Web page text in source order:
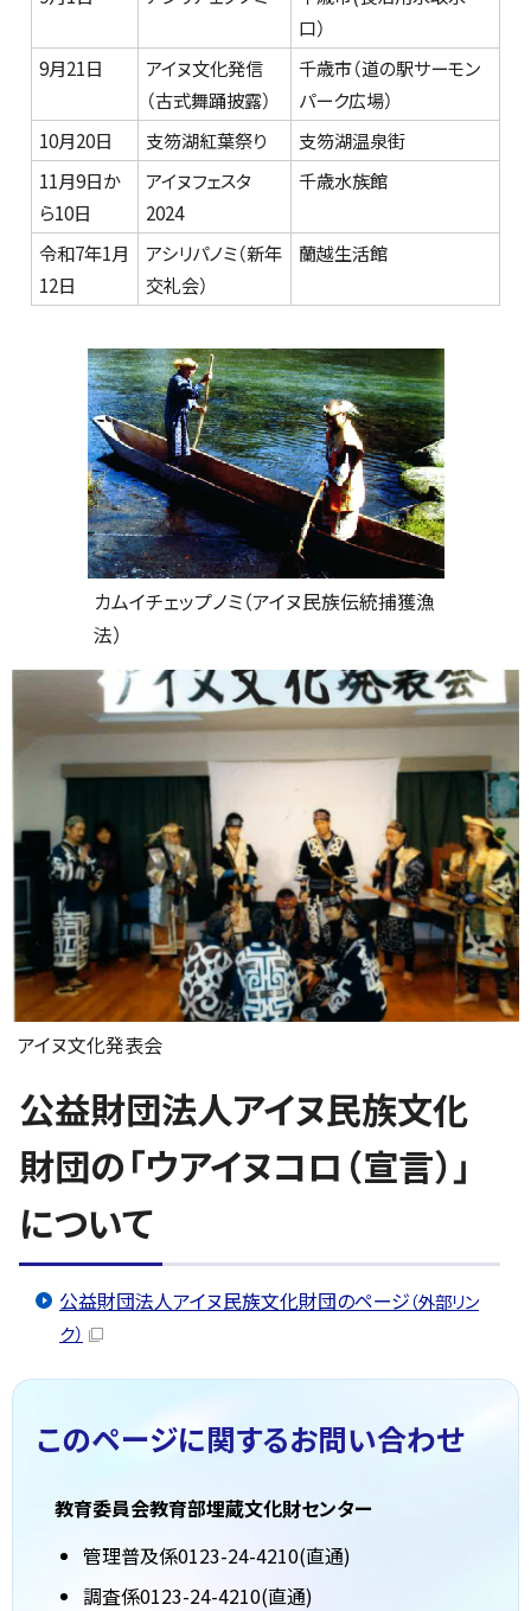
口）
9月21日
アイヌ文化発信
（古式舞踊披露）
千歳市（道の駅サーモン
パーク広場）
10月20日
支笏湖紅葉祭り
支笏湖温泉街
11月9日か
ら10日
アイヌフェスタ
2024
千歳水族館
令和7年1月
12日
アシリパノミ（新年
交礼会）
蘭越生活館
カムイチェップノミ（アイヌ民族伝統捕獲漁
法）
アイヌ文化発表会
公益財団法人アイヌ民族文化
財団の「ウアイヌコロ（宣言）」
について
公益財団法人アイヌ民族文化財団のページ（外部リン
ク）
このページに関するお問い合わせ
教育委員会教育部埋蔵文化財センター
管理普及係0123-24-4210(直通)
調査係0123-24-4210(直通)